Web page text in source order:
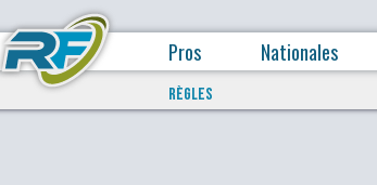
Pros Nationales
RÈGLES